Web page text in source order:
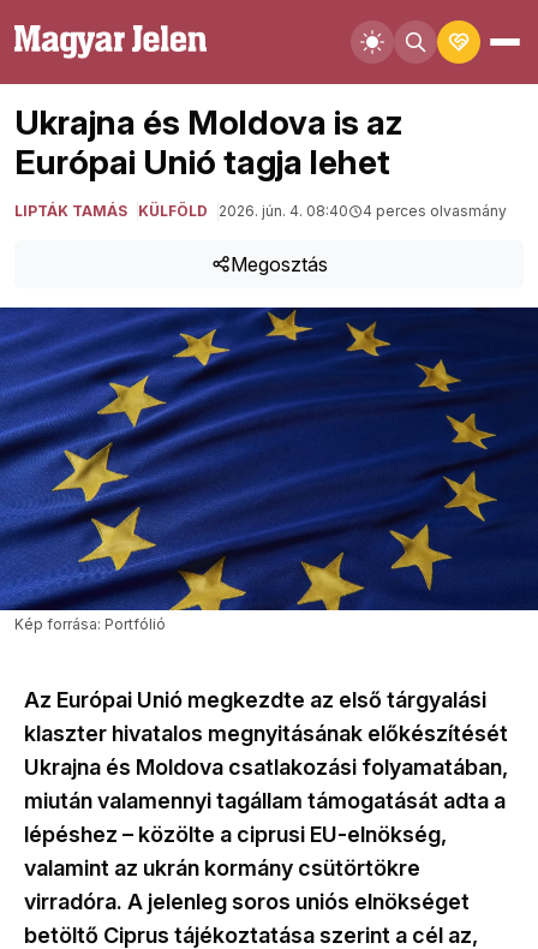
Ukrajna és Moldova is az
Európai Unió tagja lehet
LIPTÁK TAMÁS KÜLFÖLD 2026. jún. 4. 08:40 4 perces olvasmány
Megosztás
Kép forrása: Portfólió
Az Európai Unió megkezdte az első tárgyalási
klaszter hivatalos megnyitásának előkészítését
Ukrajna és Moldova csatlakozási folyamatában,
miután valamennyi tagállam támogatását adta a
lépéshez – közölte a ciprusi EU-elnökség,
valamint az ukrán kormány csütörtökre
virradóra. A jelenleg soros uniós elnökséget
betöltő Ciprus tájékoztatása szerint a cél az,